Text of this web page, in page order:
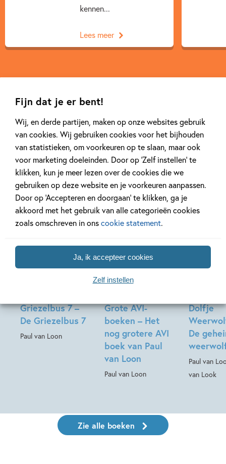
Fijn dat je er bent!
Wij, en derde partijen, maken op onze websites gebruik
van cookies. Wij gebruiken cookies voor het bijhouden
van statistieken, om voorkeuren op te slaan, maar ook
voor marketing doeleinden. Door op ‘Zelf instellen’ te
klikken, kun je meer lezen over de cookies die we
gebruiken op deze website en je voorkeuren aanpassen.
Door op ‘Accepteren en doorgaan’ te klikken, ga je
akkoord met het gebruik van alle categorieën cookies
zoals omschreven in onscookie statement.
Ja, ik accepteer cookies
Zelf instellen
kennen...
Lees meer
Meer van deze auteur
Griezelbus 7 –
De Griezelbus 7
Paul van Loon
Grote AVI-
boeken – Het
nog grotere AVI
boek van Paul
van Loon
Paul van Loon
19,99
Dolfje
De
Paul van
van Look
Zie alle boeken